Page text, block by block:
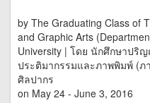
by The Graduating Class of
and Graphic Arts
University | โดย นักศึกษาป
ประติมากรรมและภาพพิมพ์ (
ศิลปากร
on May 24 - June 3, 2016